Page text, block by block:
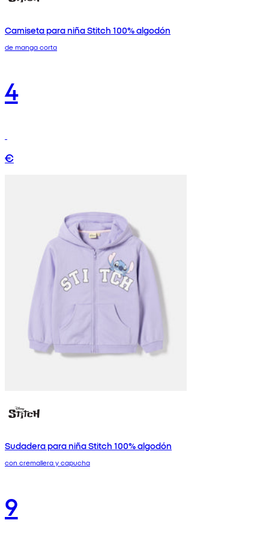
Camiseta para niña Stitch 100% algodón
de manga corta
4
€
Sudadera para niña Stitch 100% algodón
con cremallera y capucha
9